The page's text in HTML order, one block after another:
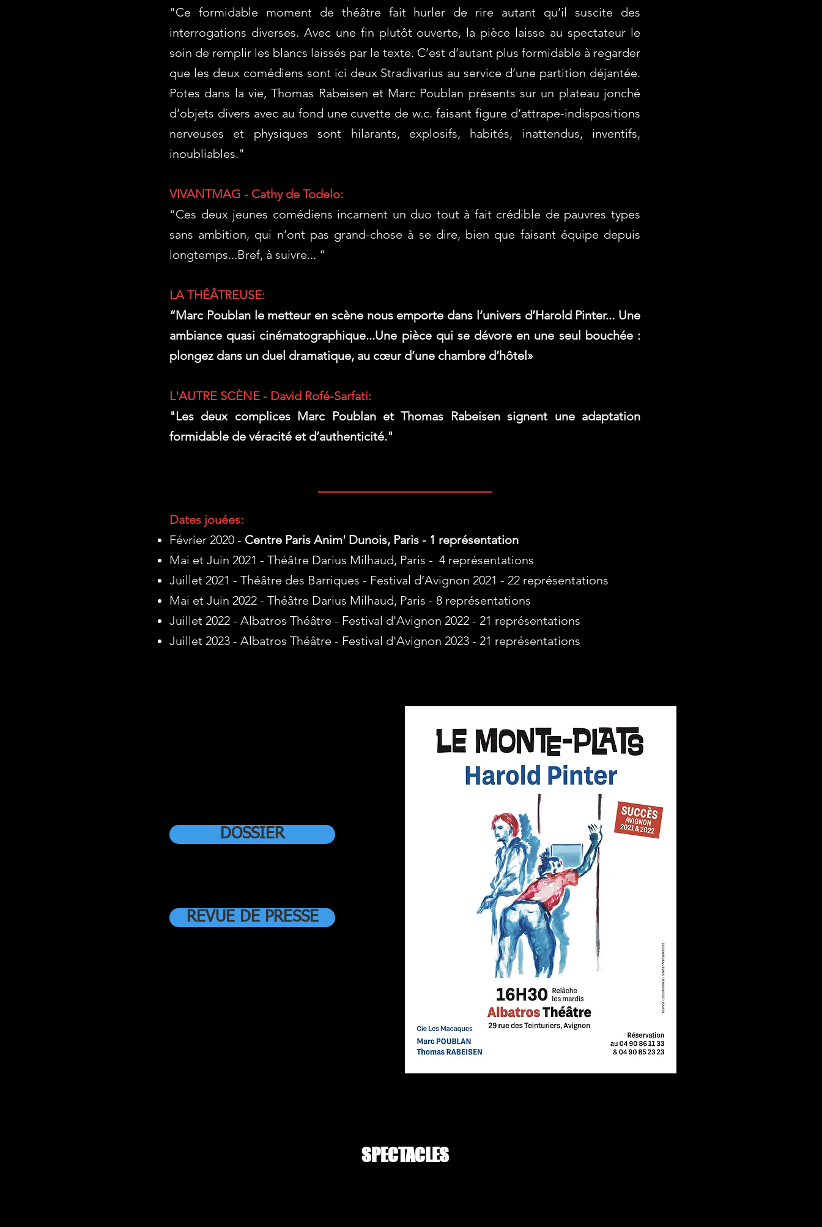
​"Ce formidable moment de théâtre fait hurler de rire autant qu’il suscite des
interrogations diverses. Avec une fin plutôt ouverte, la pièce laisse au spectateur le
soin de remplir les blancs laissés par le texte. C’est d’autant plus formidable à regarder
que les deux comédiens sont ici deux Stradivarius au service d’une partition déjantée.
Potes dans la vie, Thomas Rabeisen et Marc Poublan présents sur un plateau jonché
d’objets divers avec au fond une cuvette de w.c. faisant figure d’attrape-indispositions
nerveuses et physiques sont hilarants, explosifs, habités, inattendus, inventifs,
inoubliables."
VIVANTMAG - Cathy de Todelo:
“Ces deux jeunes comédiens incarnent un duo tout à fait crédible de pauvres types
sans ambition, qui n’ont pas grand-chose à se dire, bien que faisant équipe depuis
longtemps...Bref, à suivre... “
LA THÉÂTREUSE:
“Marc Poublan le metteur en scène nous emporte dans l’univers d’Harold Pinter... Une
ambiance quasi cinématographique...Une pièce qui se dévore en une seul bouchée :
plongez dans un duel dramatique, au cœur d’une chambre d’hôtel»
L'AUTRE SCÈNE - David Rofé-Sarfati:
"Les deux complices Marc Poublan et Thomas Rabeisen signent une adaptation
formidable de véracité et d’authenticité."
Dates jouées:
Février 2020 - Centre Paris Anim' Dunois, Paris - 1 représentation
Mai et Juin 2021 - Théâtre Darius Milhaud, Paris - 4 représentations
Juillet 2021 - Théâtre des Barriques - Festival d’Avignon 2021 - 22 représentations
Mai et Juin 2022 - Théâtre Darius Milhaud, Paris - 8 représentations
Juillet 2022 - Albatros Théâtre - Festival d'Avignon 2022 - 21 représentations
Juillet 2023 - Albatros Théâtre - Festival d'Avignon 2023 - 21 représentations
DOSSIER
REVUE DE PRESSE
SPECTACLES